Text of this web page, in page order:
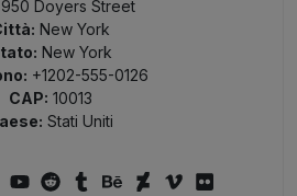
950 Doyers Street
New York
New York
+1202-555-0126
CAP: 10013
Stati Uniti